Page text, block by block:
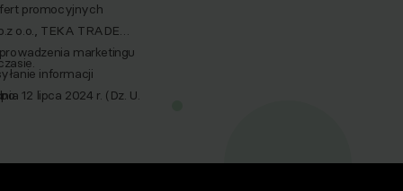
promocyjnych
o.o., TEKA TRADE
marketingu
informacji
12 lipca 2024 r. (Dz. U.